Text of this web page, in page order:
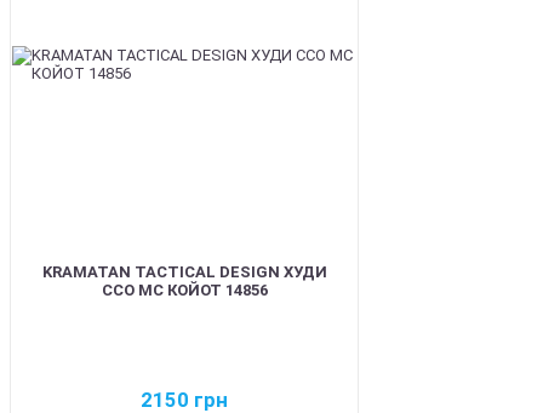
KRAMATAN TACTICAL DESIGN ХУДИ
ССО МС КОЙОТ 14856
2150 грн